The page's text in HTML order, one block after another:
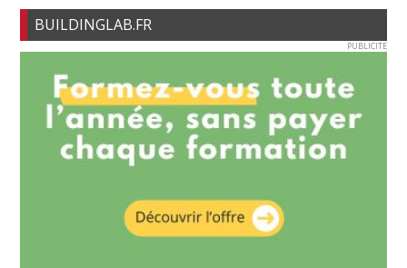
BUILDINGLAB.FR
PUBLICITE